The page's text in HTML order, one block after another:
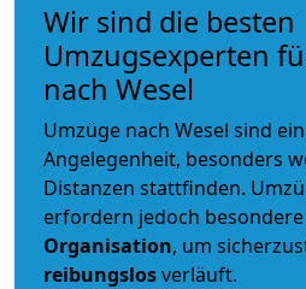
Wir sind die besten
Umzugsexperten
nach Wesel
Umzüge nach Wesel sind
Angelegenheit, besonders
Distanzen stattfinden.
erfordern jedoch besondere
Organisation, um
reibungslosverläuft.